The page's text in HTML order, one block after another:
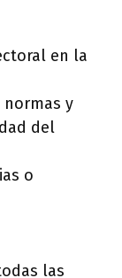
en la
y
del
o
las